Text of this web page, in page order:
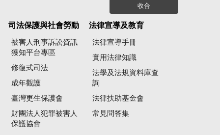
收合
司法保護與社會勞動
被害人刑事訴訟資訊
獲知平台專區
修復式司法
成年觀護
臺灣更生保護會
財團法人犯罪被害人
保護協會
法律宣導及教育
法律宣導手冊
實用法律知識
法學及法規資料庫查
詢
法律扶助基金會
常見問答集